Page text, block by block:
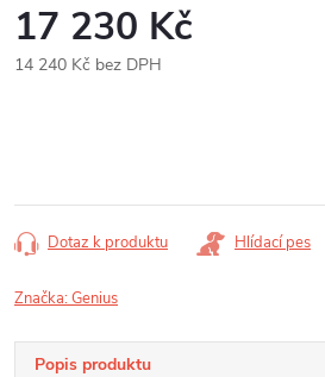
17 230 Kč
14 240 Kč bez DPH
Dotaz k produktu Hlídací pes
Značka:Genius
Popis produktu